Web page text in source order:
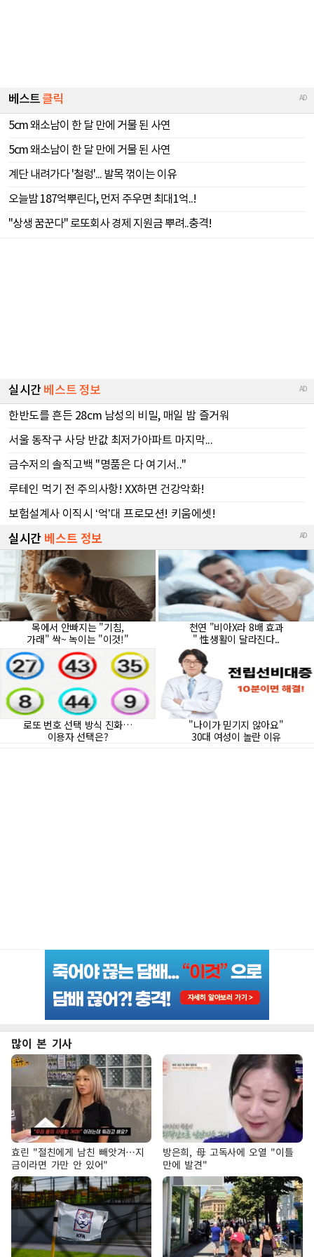
많이 본 기사
효린 "절친에게 남친 빼앗겨…지
금이라면 가만 안 있어"
방은희, 母 고독사에 오열 "이틀
만에 발견"